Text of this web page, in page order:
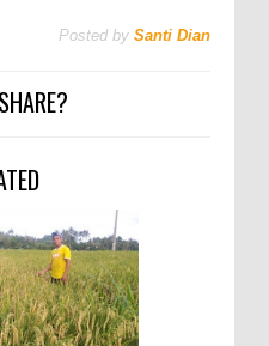
Posted by Santi Dian